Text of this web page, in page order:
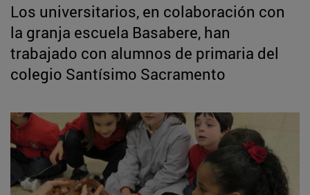
Los universitarios, en colaboración con
la granja escuela Basabere, han
trabajado con alumnos de primaria del
colegio Santísimo Sacramento